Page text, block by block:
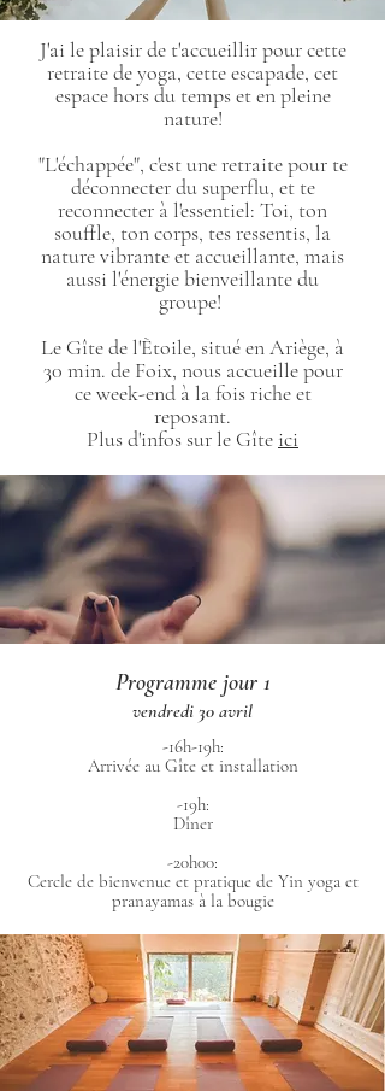
J'ai le plaisir de t'accueillir pour cette
retraite de yoga, cette escapade, cet
espace hors du temps et en pleine
nature!
"L'échappée", c'est une retraite pour te
déconnecter du superflu, et te
reconnecter à l'essentiel: Toi, ton
souffle, ton corps, tes ressentis, la
nature vibrante et accueillante, mais
aussi l'énergie bienveillante du
groupe!
Le Gîte de l'Ètoile, situé en Ariège, à
30 min. de Foix, nous accueille pour
ce week-end à la fois riche et
reposant.
Plus d'infos sur le Gîte ici
Programme jour 1
vendredi 30 avril
-16h-19h:
Arrivée au Gîte et installation
-19h:
Dîner
-20h00:
Cercle de bienvenue et pratique de Yin yoga et
pranayamas à la bougie